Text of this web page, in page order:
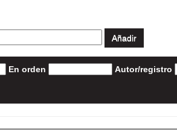
En orden Autor/registro